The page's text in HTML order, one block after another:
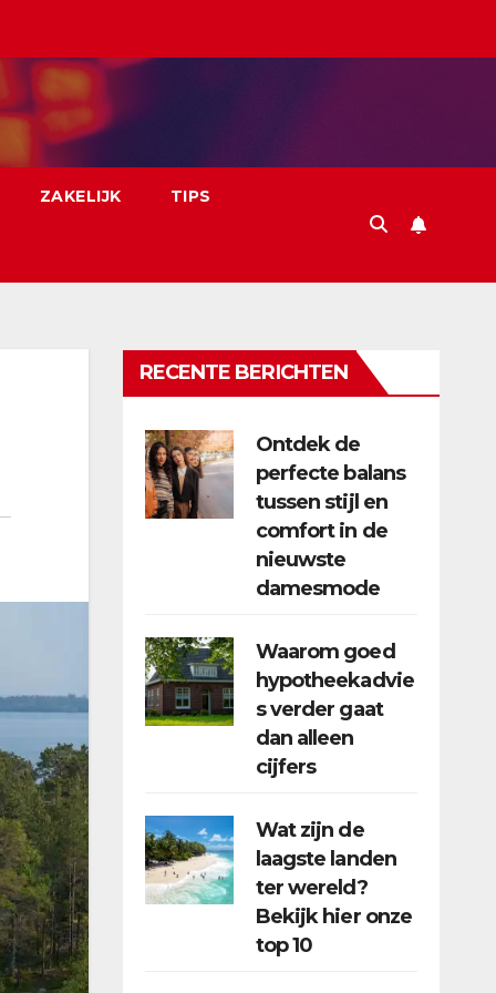
ZAKELIJK TIPS
RECENTE BERICHTEN
Ontdek de
perfecte balans
tussen stijl en
comfort in de
nieuwste
damesmode
Waarom goed
hypotheekadvie
s verder gaat
dan alleen
cijfers
Wat zijn de
laagste landen
ter wereld?
Bekijk hier onze
top 10